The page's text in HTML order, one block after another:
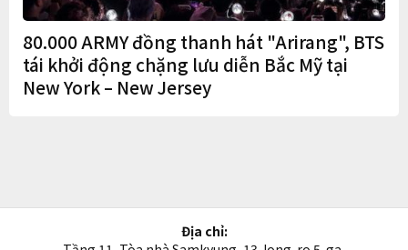
80.000 ARMY đồng thanh hát "Arirang", BTS
tái khởi động chặng lưu diễn Bắc Mỹ tại
New York – New Jersey
Địa chỉ: